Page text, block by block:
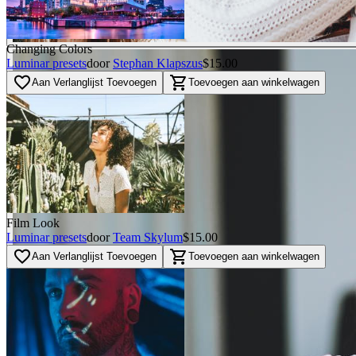
Changing Colors
Luminar presetsdoor Stephan Klapszus$15.00
favorite_borderAan Verlanglijst Toevoegen shopping_cart Toevoegen aan winkelwagen
Film Look
Luminar presetsdoor Team Skylum$15.00
favorite_borderAan Verlanglijst Toevoegen shopping_cart Toevoegen aan winkelwagen